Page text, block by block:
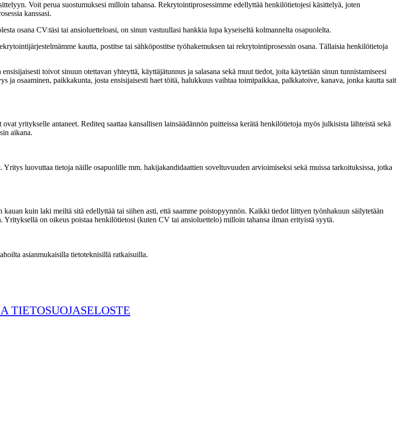
Voit perua suostumuksesi milloin tahansa. Rekrytointiprosessimme edellyttää henkilötietojesi käsittelyä, joten
kanssasi.
osana CV:täsi tai ansioluetteloasi, on sinun vastuullasi hankkia lupa kyseiseltä kolmannelta osapuolelta.
kautta, postitse tai sähköpostitse työhakemuksen tai rekrytointiprosessin osana. Tällaisia henkilötietoja
toivot sinuun otettavan yhteyttä, käyttäjätunnus ja salasana sekä muut tiedot, joita käytetään sinun tunnistamiseesi
ja osaaminen, paikkakunta, josta ensisijaisesti haet töitä, halukkuus vaihtaa toimipaikkaa, palkkatoive, kanava, jonka kautta sait
yritykselle antaneet. Rediteq saattaa kansallisen lainsäädännön puitteissa kerätä henkilötietoja myös julkisista lähteistä sekä
aikana.
luovuttaa tietoja näille osapuolille mm. hakijakandidaattien soveltuvuuden arvioimiseksi sekä muissa tarkoituksissa, jotka
kuin laki meiltä sitä edellyttää tai siihen asti, että saamme poistopyynnön. Kaikki tiedot liittyen työnhakuun säilytetään
Yrityksellä on oikeus poistaa henkilötietosi (kuten CV tai ansioluettelo) milloin tahansa ilman erityistä syytä.
asianmukaisilla tietoteknisillä ratkaisuilla.
TIETOSUOJASELOSTE